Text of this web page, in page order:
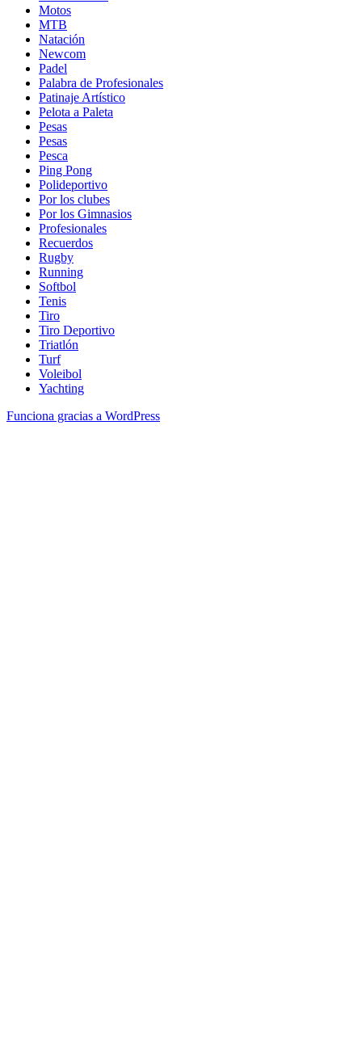
Motos
MTB
Natación
Newcom
Padel
Palabra de Profesionales
Patinaje Artístico
Pelota a Paleta
Pesas
Pesas
Pesca
Ping Pong
Polideportivo
Por los clubes
Por los Gimnasios
Profesionales
Recuerdos
Rugby
Running
Softbol
Tenis
Tiro
Tiro Deportivo
Triatlón
Turf
Voleibol
Yachting
Funciona gracias a WordPress